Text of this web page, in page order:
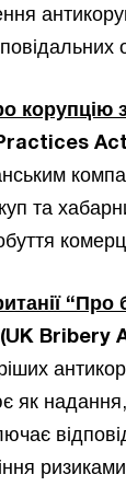
корупцію
та
“Про
(UK Bribery
як